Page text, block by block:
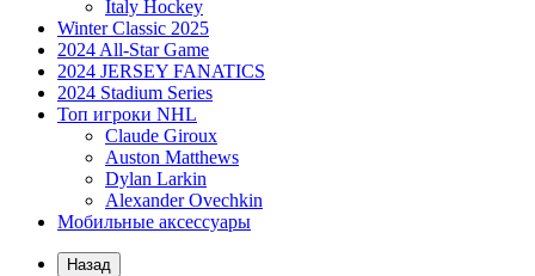
Italy Hockey
Winter Classic 2025
2024 All-Star Game
2024 JERSEY FANATICS
2024 Stadium Series
Топ игроки NHL
Claude Giroux
Auston Matthews
Dylan Larkin
Alexander Ovechkin
Мобильные аксессуары
Назад